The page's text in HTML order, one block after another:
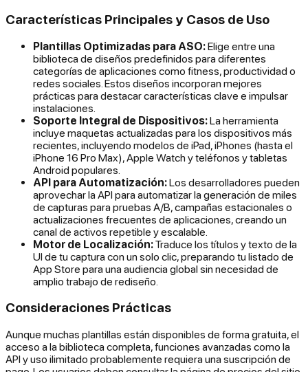
Características Principales y Casos de Uso
Plantillas Optimizadas para ASO:Elige entre una
biblioteca de diseños predefinidos para diferentes
categorías de aplicaciones como fitness, productividad o
redes sociales. Estos diseños incorporan mejores
prácticas para destacar características clave e impulsar
instalaciones.
Soporte Integral de Dispositivos:La herramienta
incluye maquetas actualizadas para los dispositivos más
recientes, incluyendo modelos de iPad, iPhones (hasta el
iPhone 16 Pro Max), Apple Watch y teléfonos y tabletas
Android populares.
API para Automatización:Los desarrolladores pueden
aprovechar la API para automatizar la generación de miles
de capturas para pruebas A/B, campañas estacionales o
actualizaciones frecuentes de aplicaciones, creando un
canal de activos repetible y escalable.
Motor de Localización:Traduce los títulos y texto de la
UI de tu captura con un solo clic, preparando tu listado de
App Store para una audiencia global sin necesidad de
amplio trabajo de rediseño.
Consideraciones Prácticas
Aunque muchas plantillas están disponibles de forma gratuita, el
acceso a la biblioteca completa, funciones avanzadas como la
API y uso ilimitado probablemente requiera una suscripción de